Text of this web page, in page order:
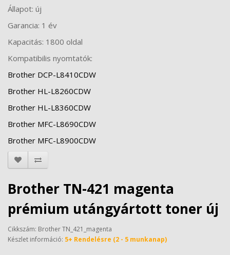
Állapot: új
Garancia: 1 év
Kapacitás: 1800 oldal
Kompatibilis nyomtatók:
Brother DCP-L8410CDW
Brother HL-L8260CDW
Brother HL-L8360CDW
Brother MFC-L8690CDW
Brother MFC-L8900CDW
Brother TN-421 magenta
prémium utángyártott toner új
Cikkszám: Brother TN_421_magenta
Készlet információ: 5+ Rendelésre (2 - 5 munkanap)